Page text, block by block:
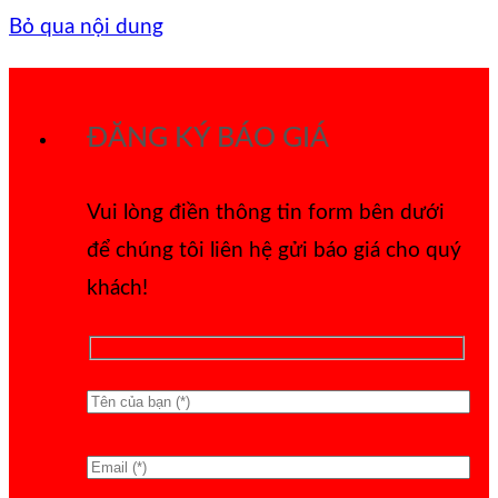
Bỏ qua nội dung
ĐĂNG KÝ BÁO GIÁ
Vui lòng điền thông tin form bên dưới
để chúng tôi liên hệ gửi báo giá cho quý
khách!